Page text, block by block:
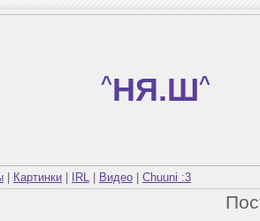
^НЯ.Ш^
Картинки IRL Видео Chuuni :3